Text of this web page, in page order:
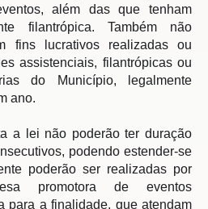
além das que tenham
filantrópica. Também não
fins lucrativos realizadas ou
assistenciais, filantrópicas ou
do Município, legalmente
ano.
podendo estender-se
poderão ser realizadas por
promotora de eventos
para a finalidade, que atendam